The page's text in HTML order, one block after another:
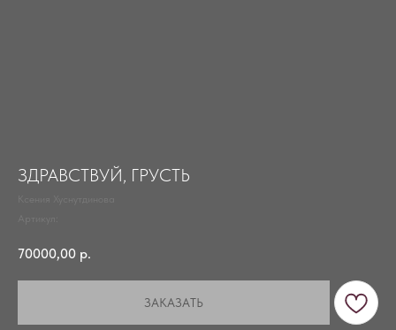
ЗДРАВСТВУЙ, ГРУСТЬ
70000,00 р.
ЗАКАЗАТЬ